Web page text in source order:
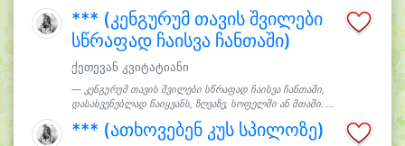
*** (კენგურუმ თავის შვილები
სწრაფად ჩაისვა ჩანთაში)
ქეთევან კვიტატიანი
კენგურუმ თავის შვილები სწრაფად ჩაისვა ჩანთაში,
დასასვენებლად წაიყვანს, ზღვაზე, სოფელში ან მთაში. ...
*** (ათხოვებენ კუს სპილოზე)